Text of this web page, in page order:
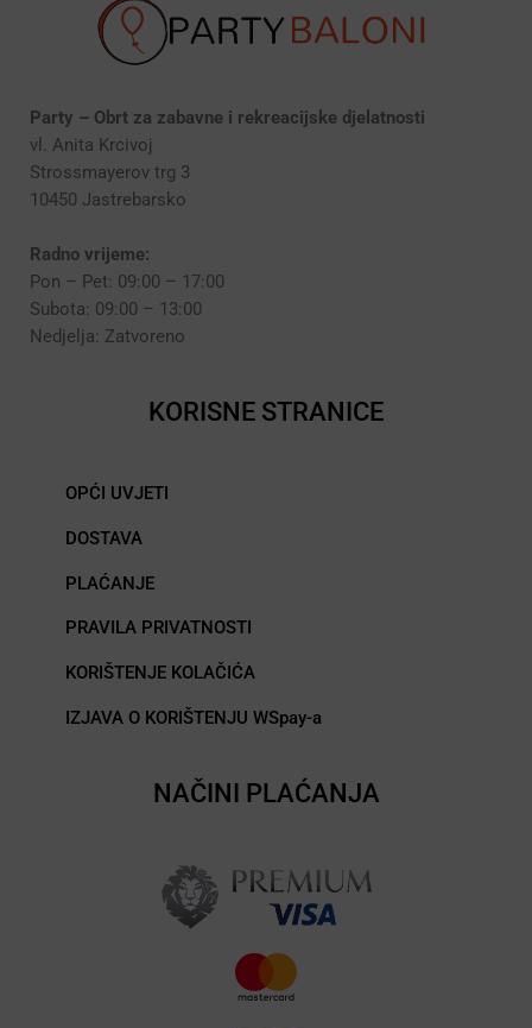
Party – Obrt za zabavne i rekreacijske djelatnosti
vl. Anita Krcivoj
Strossmayerov trg 3
10450 Jastrebarsko
Radno vrijeme:
Pon – Pet: 09:00 – 17:00
Subota: 09:00 – 13:00
Nedjelja: Zatvoreno
KORISNE STRANICE
OPĆI UVJETI
DOSTAVA
PLAĆANJE
PRAVILA PRIVATNOSTI
KORIŠTENJE KOLAČIĆA
IZJAVA O KORIŠTENJU WSpay-a
NAČINI PLAĆANJA